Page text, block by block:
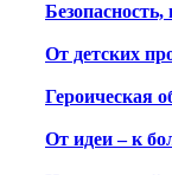
От детских
Героическая
От идеи – к